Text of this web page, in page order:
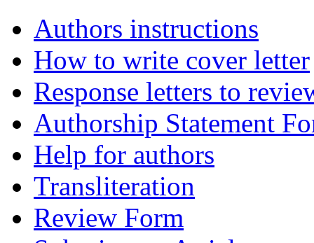
Authors instructions
How to write cover letter
Response letters to
Authorship Statement
Help for authors
Transliteration
Review Form